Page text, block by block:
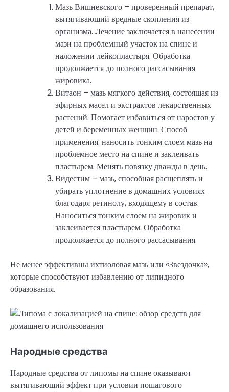
Мазь Вишневского – проверенный препарат,
вытягивающий вредные скопления из
организма. Лечение заключается в нанесении
мази на проблемный участок на спине и
наложении лейкопластыря. Обработка
продолжается до полного рассасывания
жировика.
Витаон – мазь мягкого действия, состоящая из
эфирных масел и экстрактов лекарственных
растений. Помогает избавиться от наростов у
детей и беременных женщин. Способ
применения: наносить тонким слоем мазь на
проблемное место на спине и заклеивать
пластырем. Менять повязку дважды в день.
Видестим – мазь, способная расщеплять и
убирать уплотнение в домашних условиях
благодаря ретинолу, входящему в состав.
Наноситься тонким слоем на жировик и
заклеивается пластырем. Обработка
продолжается до полного рассасывания.
Не менее эффективны ихтиоловая мазь или «Звездочка»,
которые способствуют избавлению от липидного
образования.
Народные средства
Народные средства от липомы на спине оказывают
вытягивающий эффект при условии пошагового